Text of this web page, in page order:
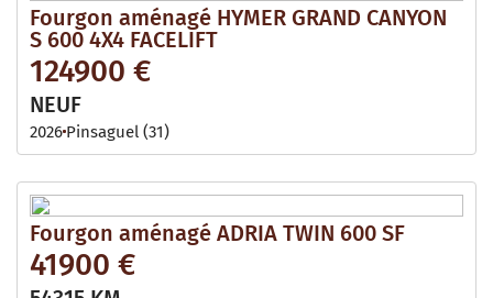
Fourgon aménagé HYMER GRAND CANYON
S 600 4X4 FACELIFT
124900 €
NEUF
2026 Pinsaguel (31)
Fourgon aménagé ADRIA TWIN 600 SF
41900 €